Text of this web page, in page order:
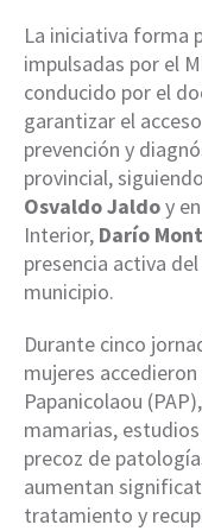
La iniciativa forma
impulsadas por el
conducido por el
garantizar el
prevención y
provincial,
Osvaldo Jaldoy
Interior, Darío
presencia activa
municipio.
Durante cinco
mujeres
Papanicolaou
mamarias,
precoz de
aumentan
tratamiento y